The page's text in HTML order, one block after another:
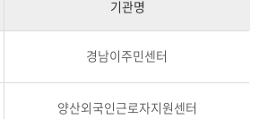
기관명
경남이주민센터
양산외국인근로자지원센터